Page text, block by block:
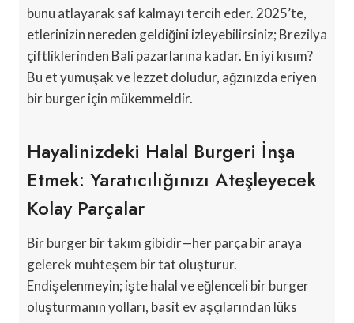
bunu atlayarak saf kalmayı tercih eder. 2025’te,
etlerinizin nereden geldiğini izleyebilirsiniz; Brezilya
çiftliklerinden Bali pazarlarına kadar. En iyi kısım?
Bu et yumuşak ve lezzet doludur, ağzınızda eriyen
bir burger için mükemmeldir.
Hayalinizdeki Halal Burgeri İnşa
Etmek: Yaratıcılığınızı Ateşleyecek
Kolay Parçalar
Bir burger bir takım gibidir—her parça bir araya
gelerek muhteşem bir tat oluşturur.
Endişelenmeyin; işte halal ve eğlenceli bir burger
oluşturmanın yolları, basit ev aşçılarından lüks